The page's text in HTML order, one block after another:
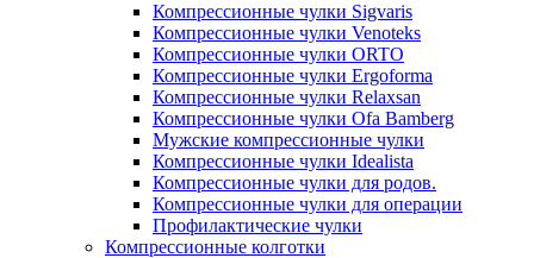
Компрессионные чулки Sigvaris
Компрессионные чулки Venoteks
Компрессионные чулки ORTO
Компрессионные чулки Ergoforma
Компрессионные чулки Relaxsan
Компрессионные чулки Ofa Bamberg
Мужские компрессионные чулки
Компрессионные чулки Idealista
Компрессионные чулки для родов.
Компрессионные чулки для операции
Профилактические чулки
Компрессионные колготки